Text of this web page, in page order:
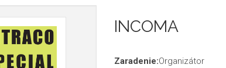
INCOMA
Zaradenie:Organizátor